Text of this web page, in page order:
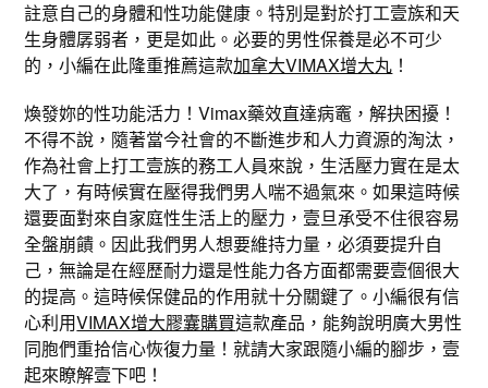
註意自己的身體和性功能健康。特別是對於打工壹族和天
生身體孱弱者，更是如此。必要的男性保養是必不可少
的，小編在此隆重推薦這款加拿大VIMAX增大丸 ！
煥發妳的性功能活力！Vimax藥效直達病竈，解抉困擾！
不得不說，隨著當今社會的不斷進步和人力資源的淘汰，
作為社會上打工壹族的務工人員來說，生活壓力實在是太
大了，有時候實在壓得我們男人喘不過氣來。如果這時候
還要面對來自家庭性生活上的壓力，壹旦承受不住很容易
全盤崩饋。因此我們男人想要維持力量，必須要提升自
己，無論是在經歷耐力還是性能力各方面都需要壹個很大
的提高。這時候保健品的作用就十分關鍵了。小編很有信
心利用VIMAX增大膠囊購買這款產品，能夠說明廣大男性
同胞們重拾信心恢復力量！就請大家跟隨小編的腳步，壹
起來瞭解壹下吧！